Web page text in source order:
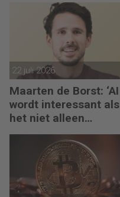
22 juli 2026
Maarten de Borst: ‘AI
wordt interessant als
het niet alleen
meedenkt, maar ook